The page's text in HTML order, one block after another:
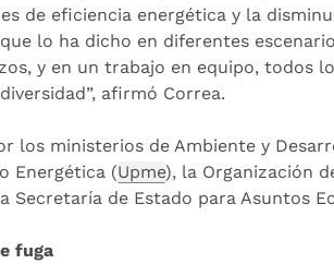
de eficiencia energética y la
lo ha dicho en diferentes
y en un trabajo en equipo, todos
afirmó Correa.
los ministerios de Ambiente y
Energética (Upme), la Organización
Secretaría de Estado para Asuntos
fuga